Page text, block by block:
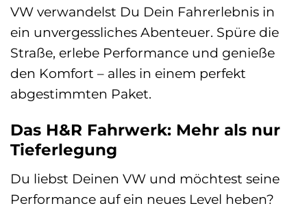
VW verwandelst Du Dein Fahrerlebnis in
ein unvergessliches Abenteuer. Spüre die
Straße, erlebe Performance und genieße
den Komfort – alles in einem perfekt
abgestimmten Paket.
Das H&R Fahrwerk: Mehr als nur
Tieferlegung
Du liebst Deinen VW und möchtest seine
Performance auf ein neues Level heben?